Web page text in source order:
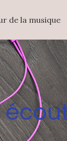
de la musique